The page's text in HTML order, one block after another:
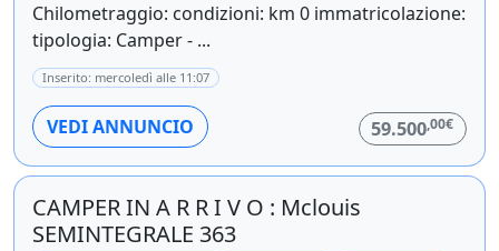
Chilometraggio: condizioni: km 0 immatricolazione:
tipologia: Camper - ...
Inserito: mercoledì alle 11:07
VEDI ANNUNCIO 59.500,00€
CAMPER IN A R R I V O : Mclouis
SEMINTEGRALE 363